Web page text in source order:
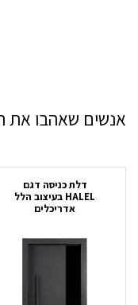
אנשים שאהבו את
דלת כניסה דגם
HALEL בעיצוב הלל
אדריכלים